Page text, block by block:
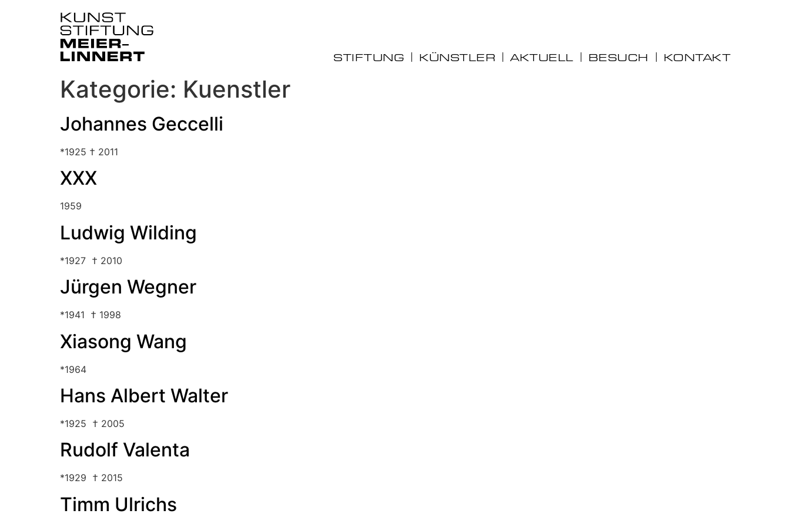
STIFTUNG KÜNSTLER AKTUELL BESUCH KONTAKT
Kategorie: Kuenstler
Johannes Geccelli
*1925 † 2011
XXX
1959
Ludwig Wilding
*1927 † 2010
Jürgen Wegner
*1941 † 1998
Xiasong Wang
*1964
Hans Albert Walter
*1925 † 2005
Rudolf Valenta
*1929 † 2015
Timm Ulrichs